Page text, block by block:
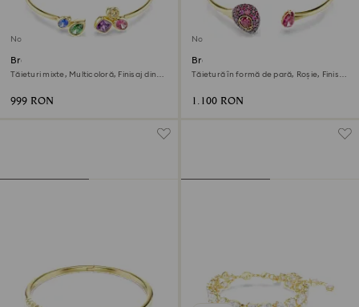
Nou
Brățară fixă Imber
Tăieturi mixte, Multicoloră, Finisaj din
999 RON
Nou
Brățară fixă Sublima
Tăietură în formă de pară, Roșie, Finisaj
1.100 RON